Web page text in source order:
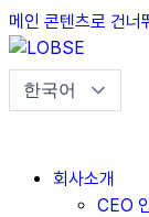
메인 콘텐츠로 건너
회사소개
CEO